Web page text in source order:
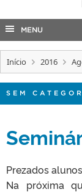
EDITAIS
TELEFONES
MENU
Início 2016
SEM
Prezados
Na próxima